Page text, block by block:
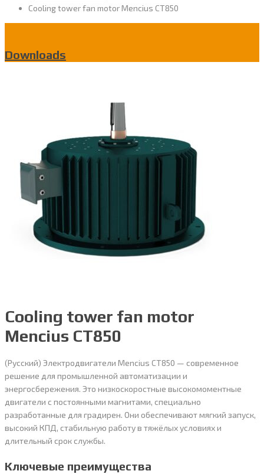
Cooling tower fan motor Mencius CT850
Downloads
Cooling tower fan motor
Mencius CT850
(Русский) Электродвигатели Mencius CT850 — современное
решение для промышленной автоматизации и
энергосбережения. Это низкоскоростные высокомоментные
двигатели с постоянными магнитами, специально
разработанные для градирен. Они обеспечивают мягкий запуск,
высокий КПД, стабильную работу в тяжёлых условиях и
длительный срок службы.
Ключевые преимущества